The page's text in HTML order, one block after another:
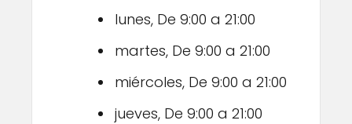
lunes, De 9:00 a 21:00
martes, De 9:00 a 21:00
miércoles, De 9:00 a 21:00
jueves, De 9:00 a 21:00